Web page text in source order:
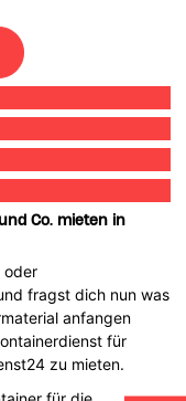
Co. mieten in
oder
fragst dich nun was
anfangen
für
zu mieten.